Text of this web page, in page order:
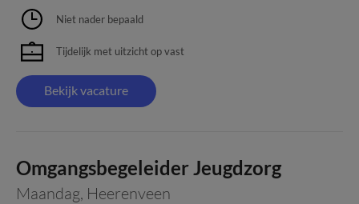
Niet nader bepaald
Tijdelijk met uitzicht op vast
Bekijk vacature
Omgangsbegeleider Jeugdzorg
Maandag, Heerenveen